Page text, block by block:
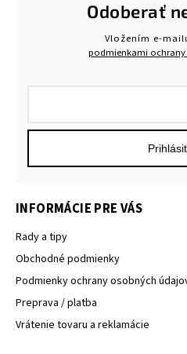
Odoberať
Vložením e-
podmienkami
INFORMÁCIE PRE VÁS
Rady a tipy
Obchodné podmienky
Podmienky ochrany osobných
Preprava / platba
Vrátenie tovaru a reklamácie